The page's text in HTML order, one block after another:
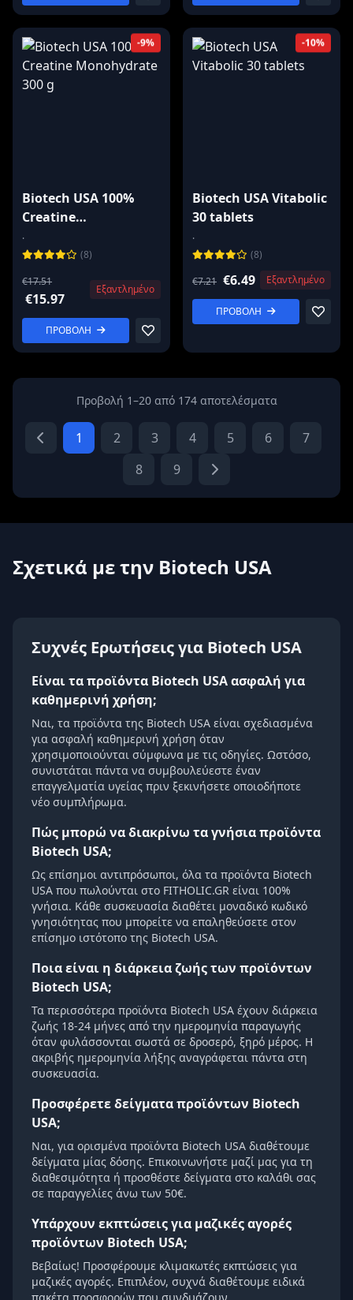
-9%
Biotech USA 100%
Creatine
Monohydrate 300 g
.
(8)
€17.51
€15.97
Εξαντλημένο
ΠΡΟΒΟΛΗ
-10%
Biotech USA Vitabolic
30 tablets
.
(8)
€7.21 €6.49 Εξαντλημένο
ΠΡΟΒΟΛΗ
Προβολή 1–20 από 174 αποτελέσματα
1 2 3 4 5 6
7
8
9
Σχετικά με την Biotech USA
Συχνές Ερωτήσεις για Biotech USA
Είναι τα προϊόντα Biotech USA ασφαλή για
καθημερινή χρήση;
Ναι, τα προϊόντα της Biotech USA είναι σχεδιασμένα
για ασφαλή καθημερινή χρήση όταν
χρησιμοποιούνται σύμφωνα με τις οδηγίες. Ωστόσο,
συνιστάται πάντα να συμβουλεύεστε έναν
επαγγελματία υγείας πριν ξεκινήσετε οποιοδήποτε
νέο συμπλήρωμα.
Πώς μπορώ να διακρίνω τα γνήσια προϊόντα
Biotech USA;
Ως επίσημοι αντιπρόσωποι, όλα τα προϊόντα Biotech
USA που πωλούνται στο FITHOLIC.GR είναι 100%
γνήσια. Κάθε συσκευασία διαθέτει μοναδικό κωδικό
γνησιότητας που μπορείτε να επαληθεύσετε στον
επίσημο ιστότοπο της Biotech USA.
Ποια είναι η διάρκεια ζωής των προϊόντων
Biotech USA;
Τα περισσότερα προϊόντα Biotech USA έχουν διάρκεια
ζωής 18-24 μήνες από την ημερομηνία παραγωγής
όταν φυλάσσονται σωστά σε δροσερό, ξηρό μέρος. Η
ακριβής ημερομηνία λήξης αναγράφεται πάντα στη
συσκευασία.
Προσφέρετε δείγματα προϊόντων Biotech
USA;
Ναι, για ορισμένα προϊόντα Biotech USA διαθέτουμε
δείγματα μίας δόσης. Επικοινωνήστε μαζί μας για τη
διαθεσιμότητα ή προσθέστε δείγματα στο καλάθι σας
σε παραγγελίες άνω των 50€.
Υπάρχουν εκπτώσεις για μαζικές αγορές
προϊόντων Biotech USA;
Βεβαίως! Προσφέρουμε κλιμακωτές εκπτώσεις για
μαζικές αγορές. Επιπλέον, συχνά διαθέτουμε ειδικά